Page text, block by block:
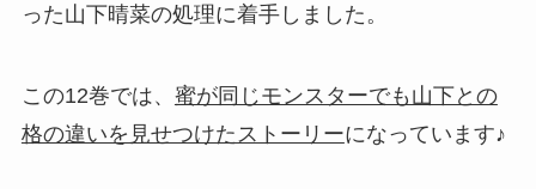
った山下晴菜の処理に着手しました。
この12巻では、 蜜が同じモンスターでも山下との
格の違いを見せつけたストーリーになっています♪